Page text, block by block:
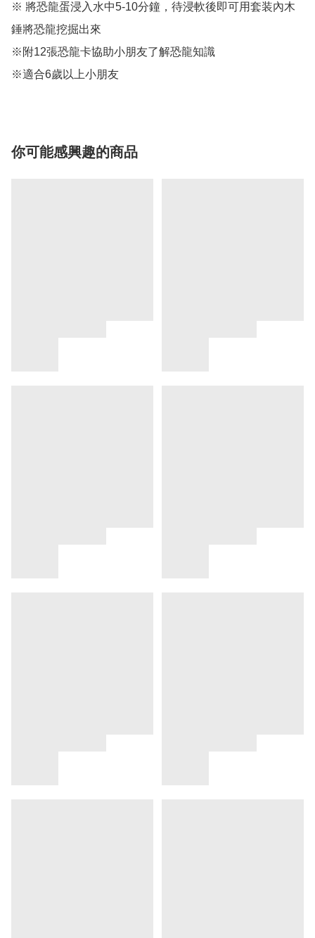
※ 將恐龍蛋浸入水中5-10分鐘，待浸軟後即可用套装內木
錘將恐龍挖掘出來
※附12張恐龍卡協助小朋友了解恐龍知識
※適合6歲以上小朋友
你可能感興趣的商品